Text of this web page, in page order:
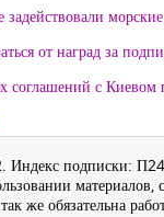
от наград за
соглашений с Киевом
Индекс подписки:
материалов,
же обязательна